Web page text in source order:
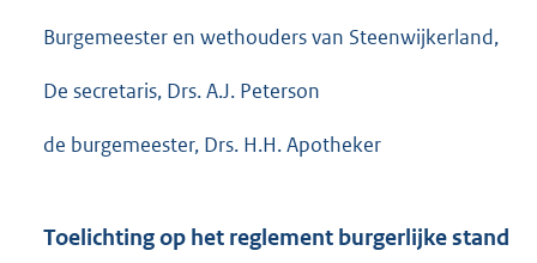
Burgemeester en wethouders van Steenwijkerland,
De secretaris, Drs. A.J. Peterson
de burgemeester, Drs. H.H. Apotheker
Toelichting op het reglement burgerlijke stand